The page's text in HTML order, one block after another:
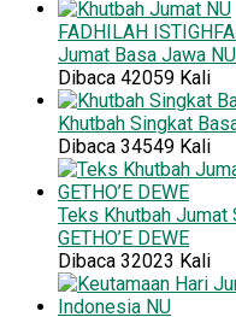
FADHILAH
Jumat Basa Jawa NU
Dibaca 42059 Kali
Khutbah Singkat
Dibaca 34549 Kali
Teks Khutbah Jumat
GETHO’E DEWE
Dibaca 32023 Kali